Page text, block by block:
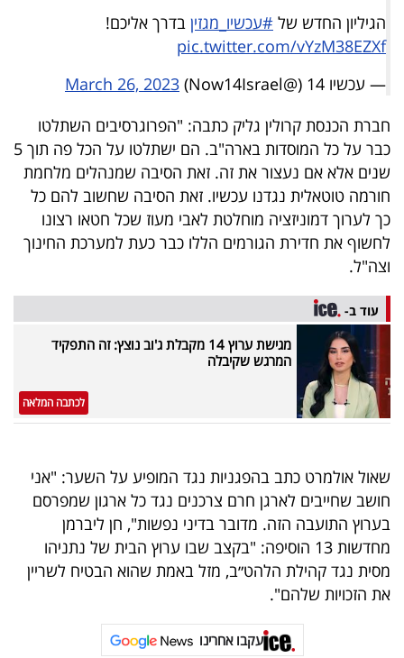
דרושים
ניוזלטרים
מייל
אדום
פרסמו
באייס
עקבו
אחרינו:
הגיליון החדש של #עכשיו_מגזין בדרך אליכם!
pic.twitter.com/vYzM38EZXf
— עכשיו 14 (@Now14Israel)
March 26, 2023
חברת הכנסת קרולין גליק כתבה: "הפרוגרסיבים השתלטו
כבר על כל המוסדות בארה"ב. הם ישתלטו על הכל פה תוך 5
שנים אלא אם נעצור את זה. זאת הסיבה שמנהלים מלחמת
חורמה טוטאלית נגדנו עכשיו. זאת הסיבה שחשוב להם כל
כך לערוך דמוניזציה מוחלטת לאבי מעוז שכל חטאו רצונו
לחשוף את חדירת הגורמים הללו כבר כעת למערכת החינוך
וצה"ל.
עוד ב-
מגישת ערוץ 14 מקבלת ג'וב נוצץ: זה התפקיד
המרגש שקיבלה
לכתבה המלאה
שאול אולמרט כתב בהפגניות נגד המופיע על השער: "אני
חושב שחייבים לארגן חרם צרכנים נגד כל ארגון שמפרסם
בערוץ התועבה הזה. מדובר בדיני נפשות", חן ליברמן
מחדשות 13 הוסיפה: "בקצב שבו ערוץ הבית של נתניהו
מסית נגד קהילת הלהט״ב, מזל באמת שהוא הבטיח לשריין
את הזכויות שלהם".
עקבו אחרינו